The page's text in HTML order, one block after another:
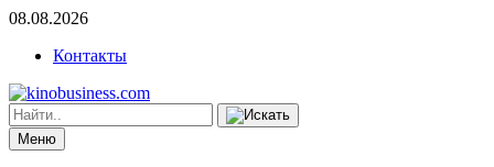
08.08.2026
Контакты
Меню